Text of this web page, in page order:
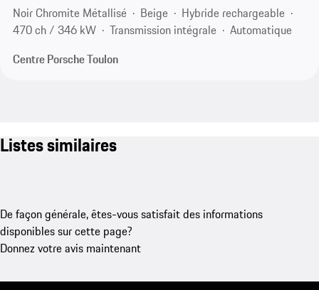
Noir Chromite Métallisé
Beige
Hybride rechargeable
470 ch / 346 kW
Transmission intégrale
Automatique
Centre Porsche Toulon
Listes similaires
De façon générale, êtes-vous satisfait des informations
disponibles sur cette page?
Donnez votre avis maintenant